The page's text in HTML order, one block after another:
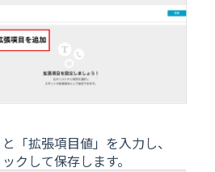
「拡張項目値」を入力し、
クして保存します。